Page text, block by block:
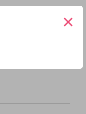
×
18:00